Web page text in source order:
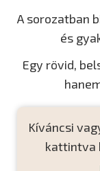
A sorozatban
és
Egy rövid,
Kíváncsi
kattintva